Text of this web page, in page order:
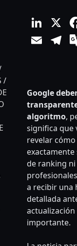
/
X
Google
algoritmo,
significa que
revelar
exactamente
de ranking ni
a recibir una
detallada
actualización
importante.